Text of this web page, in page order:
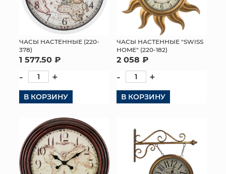
ЧАСЫ НАСТЕННЫЕ (220-
378)
1 577.50 ₽
- +
В КОРЗИНУ
ЧАСЫ НАСТЕННЫЕ "SWISS
HOME" (220-182)
2 058 ₽
- +
В КОРЗИНУ